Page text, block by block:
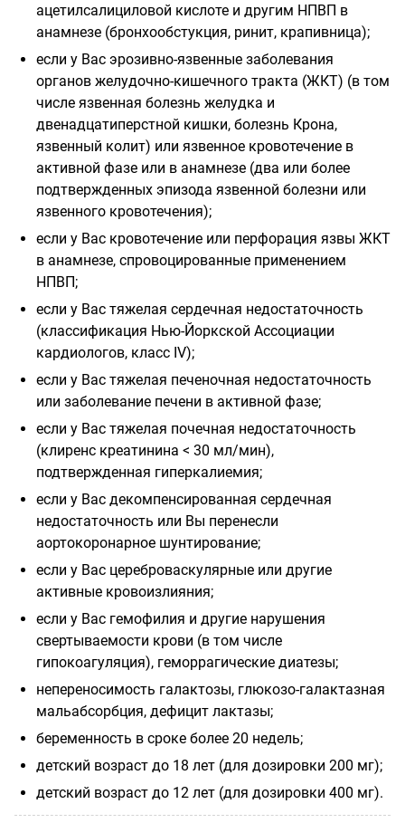
ацетилсалициловой кислоте и другим НПВП в
анамнезе (бронхообстукция, ринит, крапивница);
если у Вас эрозивно-язвенные заболевания
органов желудочно-кишечного тракта (ЖКТ) (в том
числе язвенная болезнь желудка и
двенадцатиперстной кишки, болезнь Крона,
язвенный колит) или язвенное кровотечение в
активной фазе или в анамнезе (два или более
подтвержденных эпизода язвенной болезни или
язвенного кровотечения);
если у Вас кровотечение или перфорация язвы ЖКТ
в анамнезе, спровоцированные применением
НПВП;
если у Вас тяжелая сердечная недостаточность
(классификация Нью-Йоркской Ассоциации
кардиологов, класс IV);
если у Вас тяжелая печеночная недостаточность
или заболевание печени в активной фазе;
если у Вас тяжелая почечная недостаточность
(клиренс креатинина < 30 мл/мин),
подтвержденная гиперкалиемия;
если у Вас декомпенсированная сердечная
недостаточность или Вы перенесли
аортокоронарное шунтирование;
если у Вас цереброваскулярные или другие
активные кровоизлияния;
если у Вас гемофилия и другие нарушения
свертываемости крови (в том числе
гипокоагуляция), геморрагические диатезы;
непереносимость галактозы, глюкозо-галактазная
мальабсорбция, дефицит лактазы;
беременность в сроке более 20 недель;
детский возраст до 18 лет (для дозировки 200 мг);
детский возраст до 12 лет (для дозировки 400 мг).